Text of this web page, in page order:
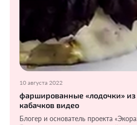
10 августа 2022
фаршированные «лодочки»
кабачков видео
Блогер и основатель проекта